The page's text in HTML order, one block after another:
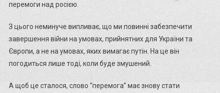
перемоги над росією.
З цього неминуче випливає, що ми повинні забезпечити
завершення війни на умовах, прийнятних для України та
Європи, а не на умовах, яких вимагає путін. На це він
погодиться лише тоді, коли буде змушений.
А щоб це сталося, слово “перемога” має знову стати